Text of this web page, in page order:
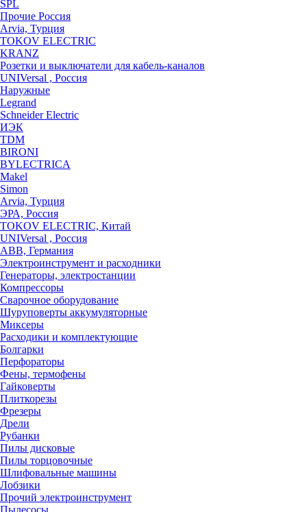
SPL
Прочие Россия
Arvia, Турция
TOKOV ELECTRIC
KRANZ
Розетки и выключатели для кабель-каналов
UNIVersal , Россия
Наружные
Legrand
Schneider Electric
ИЭК
TDM
BIRONI
BYLECTRICA
Makel
Simon
Arvia, Турция
ЭРА, Россия
TOKOV ELECTRIC, Китай
UNIVersal , Россия
ABB, Германия
Электроинструмент и расходники
Генераторы, электростанции
Компрессоры
Сварочное оборудование
Шуруповерты аккумуляторные
Миксеры
Расходики и комплектующие
Болгарки
Перфораторы
Фены, термофены
Гайковерты
Плиткорезы
Фрезеры
Дрели
Рубанки
Пилы дисковые
Пилы торцовочные
Шлифовальные машины
Лобзики
Прочий электроинструмент
Пылесосы